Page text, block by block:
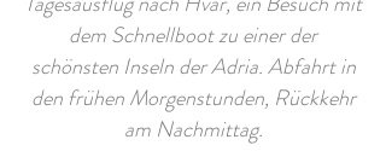
dem Schnellboot zu einer der
schönsten Inseln der Adria. Abfahrt in
den frühen Morgenstunden, Rückkehr
am Nachmittag.